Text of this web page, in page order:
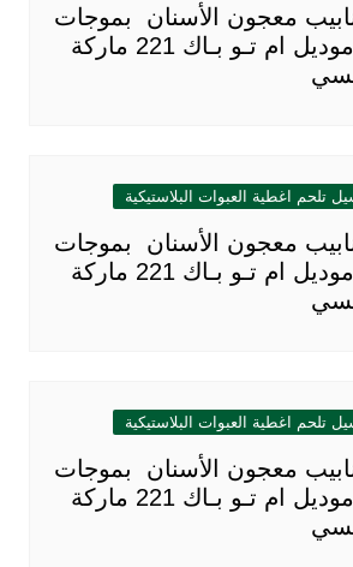
معجون الأسنان بموجات
الالتراسونيك موديل ام تـو بـاك 221 ماركة
تلحم اغطية العبوات البلاستيكية
معجون الأسنان بموجات
الالتراسونيك موديل ام تـو بـاك 221 ماركة
تلحم اغطية العبوات البلاستيكية
معجون الأسنان بموجات
الالتراسونيك موديل ام تـو بـاك 221 ماركة